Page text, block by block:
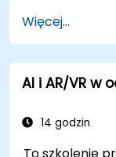
Oceny
aspektów
Więcej...
AI i AR/VR w
14 godzin